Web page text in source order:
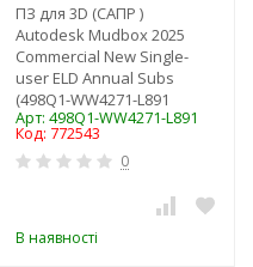
ПЗ для 3D (САПР )
Autodesk Mudbox 2025
Commercial New Single-
user ELD Annual Subs
(498Q1-WW4271-L891
Арт: 498Q1-WW4271-L891
Код: 772543
0
В наявності